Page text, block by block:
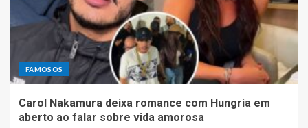
FAMOSOS
Carol Nakamura deixa romance com Hungria em
aberto ao falar sobre vida amorosa